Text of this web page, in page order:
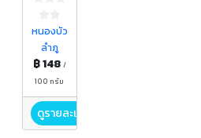
รูป
ตรา
กอเงิน
ฟาร์ม
ขนาด
100
กรัม
หนองบัว
ลำภู
฿ 148 /
100 กรัม
ดูรายละเอียด